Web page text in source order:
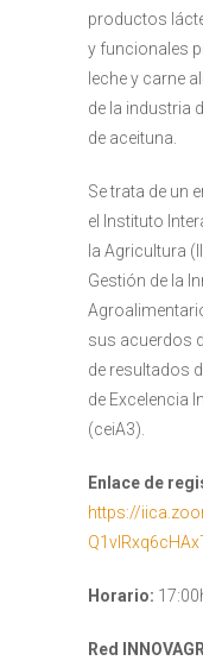
productos
y funcionales
leche y carne
de la industria
de aceituna.
Se trata de un
el Instituto
la Agricultura
Gestión de la
sus acuerdos
de resultados
de Excelencia
(ceiA3).
Enlace de
https://
Horario:
Red